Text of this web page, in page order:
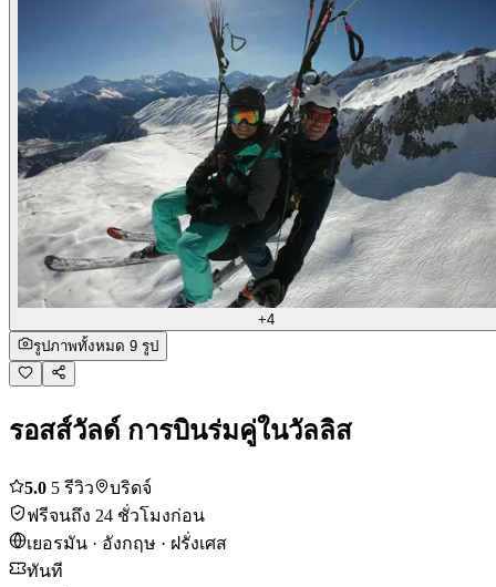
+4
รูปภาพทั้งหมด 9 รูป
รอสส์วัลด์ การบินร่มคู่ในวัลลิส
5.0 5 รีวิว
บริดจ์
ฟรีจนถึง 24 ชั่วโมงก่อน
เยอรมัน · อังกฤษ · ฝรั่งเศส
ทันที